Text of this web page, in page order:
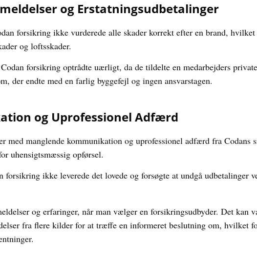
og Erstatningsudbetalinger
forsikring ikke vurderede alle skader korrekt efter en brand,
og loftsskader.
forsikring optrådte uærligt, da de tildelte en medarbejders
der endte med en farlig byggefejl og ingen ansvarstagen.
og Uprofessionel Adfærd
med manglende kommunikation og uprofessionel adfærd fra Codans
uhensigtsmæssig opførsel.
forsikring ikke leverede det lovede og forsøgte at undgå udbetalinger
og erfaringer, når man vælger en forsikringsudbyder. Det kan
fra flere kilder for at træffe en informeret beslutning om, hvilket